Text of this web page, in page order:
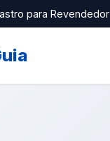
para Revendedor